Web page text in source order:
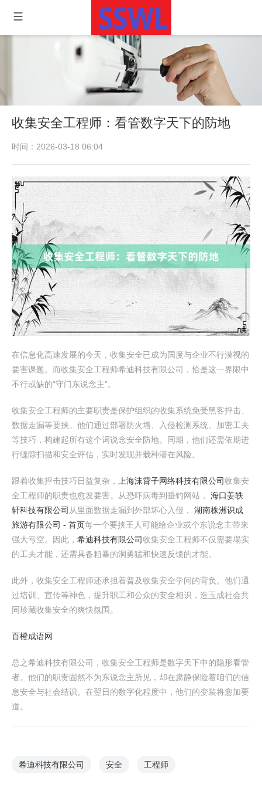
收集安全工程师：看管数字天下的防地
时间：2026-03-18 06:04
在信息化高速发展的今天，收集安全已成为国度与企业不行漠视的
要害课题。而收集安全工程师希迪科技有限公司，恰是这一界限中
不行或缺的“守门东说念主”。
收集安全工程师的主要职责是保护组织的收集系统免受黑客抨击、
数据走漏等要挟。他们通过部署防火墙、入侵检测系统、加密工夫
等技巧，构建起所有这个词说念安全防地。同期，他们还需依期进
行缝隙扫描和安全评估，实时发现并栽种潜在风险。
跟着收集抨击技巧日益复杂， 上海沫霄子网络科技有限公司收集安
全工程师的职责也愈发要害。从恐吓病毒到垂钓网站， 海口姜轶
轩科技有限公司 从里面数据走漏到外部坏心入侵， 湖南株洲识成
旅游有限公司 - 首页每一个要挟王人可能给企业或个东说念主带来
强大亏空。因此， 希迪科技有限公司收集安全工程师不仅需要塌实
的工夫才能，还需具备粗暴的洞勇猛和快速反馈的才能。
此外，收集安全工程师还承担着普及收集安全学问的背负。他们通
过培训、宣传等神色，提升职工和公众的安全相识，造玉成社会共
同珍藏收集安全的爽快氛围。
百橙成语网
总之希迪科技有限公司，收集安全工程师是数字天下中的隐形看管
者。他们的职责固然不为东说念主所见，却在肃静保险着咱们的信
息安全与社会结识。在翌日的数字化程度中，他们的变装将愈加要
道。
希迪科技有限公司 安全 工程师